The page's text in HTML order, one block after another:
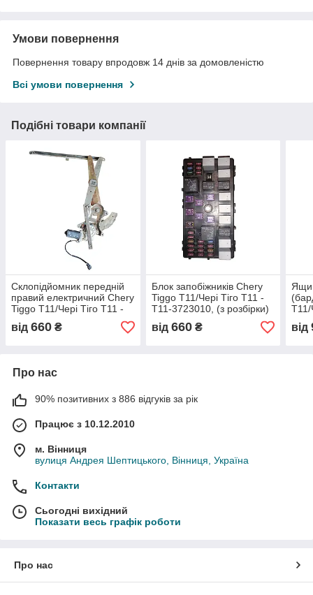
Умови повернення
Повернення товару впродовж 14 днів за домовленістю
Всі умови повернення
Подібні товари компанії
Склопідйомник передній
правий електричний Chery
Tiggo T11/Чері Тіго T11 -
T11-6104120AC, (з
розбірки)
від 660 ₴
Блок запобіжників Chery
Tiggo T11/Чері Тіго T11 -
T11-3723010, (з розбірки)
від 660₴
T11/
від
Про нас
90% позитивних з 886 відгуків за рік
Працює з 10.12.2010
м. Вінниця
вулиця Андрея Шептицького, Вінниця, Україна
Контакти
Сьогодні вихідний
Показати весь графік роботи
Про нас